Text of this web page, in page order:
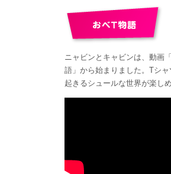
ニャビンとキャビンは、動画
語」から始まりました。Tシ
起きるシュールな世界が楽しめ